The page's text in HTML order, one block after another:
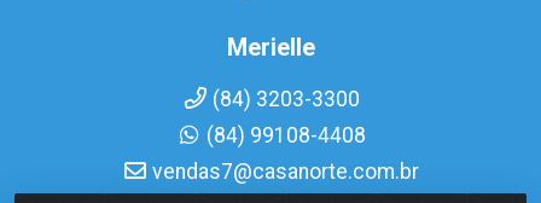
Merielle
(84) 3203-3300
(84) 99108-4408
vendas7@casanorte.com.br